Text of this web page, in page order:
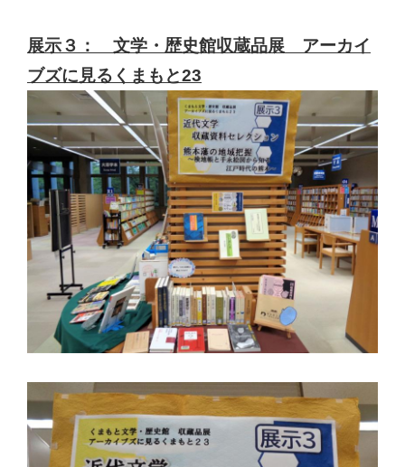
展示３： 文学・歴史館収蔵品展 アーカイ
ブズに見るくまもと23